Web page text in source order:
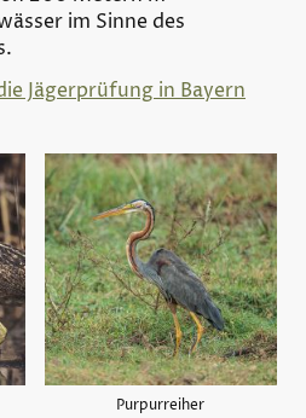
im Sinne des
Jägerprüfung in Bayern
Purpurreiher